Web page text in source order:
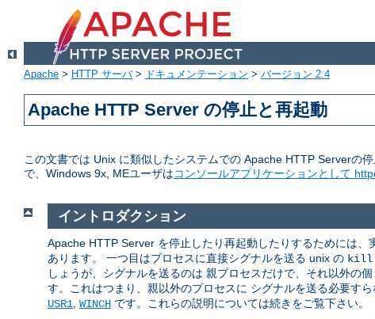
Apache > HTTP サーバ> ドキュメンテーション > バージョン 2.4
Apache HTTP Server の停止と再起動
この文書では Unix に類似したシステムでの Apache HTTP Serverの
で、Windows 9x, MEユーザはコンソールアプリケーションとして
イントロダクション
Apache HTTP Server を停止したり再起動したりするためには、
あります。 一つ目はプロセスに直接シグナルを送る unix の kill
しょうが、シグナルを送るのは 親プロセスだけで、それ以外の
す。これはつまり、親以外のプロセスに シグナルを送る必要す
USR1 WINCH です。これらの説明については続きをご覧下さい。